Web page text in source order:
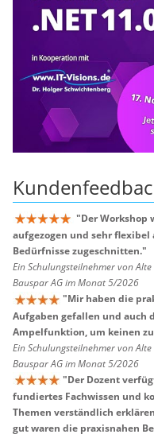
"Der Workshop
aufgezogen und sehr flexibel
Bedürfnisse zugeschnitten."
Ein Schulungsteilnehmer von
Bauspar AG im Monat 5/2026
"Mir haben die
Aufgaben gefallen und auch
Ampelfunktion, um keinen
Ein Schulungsteilnehmer von
Bauspar AG im Monat 5/2026
"Der Dozent
fundiertes Fachwissen und
Themen verständlich
gut waren die praxisnahen